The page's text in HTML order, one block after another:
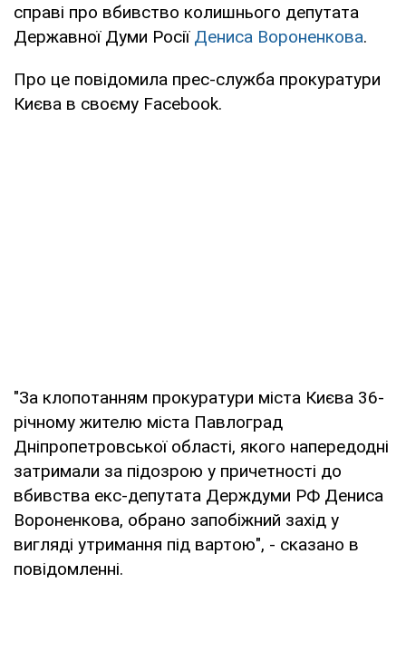
справі про вбивство колишнього депутата
Державної Думи Росії Дениса Вороненкова.
Про це повідомила прес-служба прокуратури
Києва в своєму Facebook.
"За клопотанням прокуратури міста Києва 36-
річному жителю міста Павлоград
Дніпропетровської області, якого напередодні
затримали за підозрою у причетності до
вбивства екс-депутата Держдуми РФ Дениса
Вороненкова, обрано запобіжний захід у
вигляді утримання під вартою", - сказано в
повідомленні.